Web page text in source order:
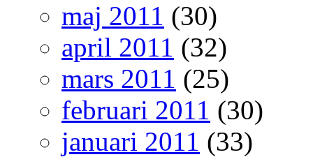
maj 2011 (30)
april 2011 (32)
mars 2011 (25)
februari 2011 (30)
januari 2011 (33)